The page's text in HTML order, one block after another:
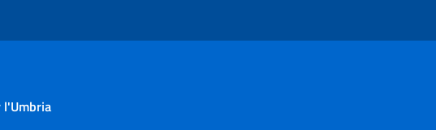
l'Umbria